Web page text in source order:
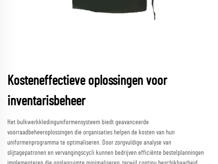
Kosteneffectieve oplossingen voor
inventarisbeheer
Het bulkwerkkledinguniformensysteem biedt geavanceerde
voorraadbeheeroplossingen die organisaties helpen de kosten van hun
uniformenprogramma te optimaliseren. Door zorgvuldige analyse van
slijtagepatronen en vervangingscycli kunnen bedrijven efficiënte bestelplanningen